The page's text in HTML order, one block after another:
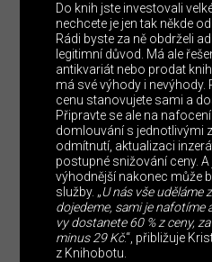
Do knih jste investovali
nechcete je jen tak někde
Rádi byste za ně obdrželi
legitimní důvod. Má ale
antikvariát nebo prodat
má své výhody i
cenu stanovujete sami a
Připravte se ale na
domlouvání s jednotlivými
odmítnutí, aktualizaci
postupné snižování ceny.
výhodnější nakonec může
služby. „U nás vše uděláme
dojedeme, sami je nafotíme
vy dostanete 60 % z ceny,
minus 29 Kč.“, přibližuje
z Knihobotu.